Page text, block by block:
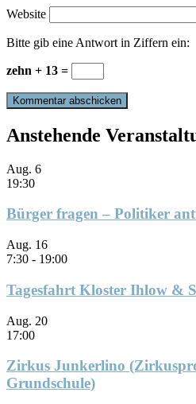
Website
Bitte gib eine Antwort in Ziffern ein:
zehn + 13 =
Anstehende
Aug. 6
19:30
Bürger fragen – Politiker
Aug. 16
7:30 - 19:00
Tagesfahrt Kloster Ihlow &
Aug. 20
17:00
Zirkus Junkerlino
Grundschule)